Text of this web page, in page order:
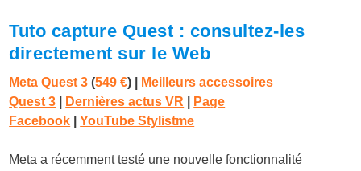
Tuto capture Quest : consultez-les
directement sur le Web
Meta Quest 3 (549 €)
Meilleurs accessoires
Quest 3
Dernières actus VR
Page
Facebook
YouTube Stylistme
Meta a récemment testé une nouvelle fonctionnalité